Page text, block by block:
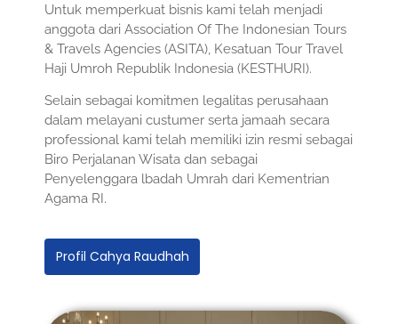
Untuk memperkuat bisnis kami telah menjadi
anggota dari Association Of The Indonesian Tours
& Travels Agencies (ASITA), Kesatuan Tour Travel
Haji Umroh Republik Indonesia (KESTHURI).
Selain sebagai komitmen legalitas perusahaan
dalam melayani custumer serta jamaah secara
professional kami telah memiliki izin resmi sebagai
Biro Perjalanan Wisata dan sebagai
Penyelenggara lbadah Umrah dari Kementrian
Agama RI.
Profil Cahya Raudhah